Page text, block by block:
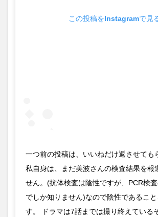
この投稿をInstagramで見
一つ前の投稿は、いいねだけ返させても
私自身は、まだ美波さんの検査結果を報
せん。(抗体検査は陰性ですが、PCR検
でしか知りません)なので陰性であるこ
す。 ドラマは7話までは撮り終えている